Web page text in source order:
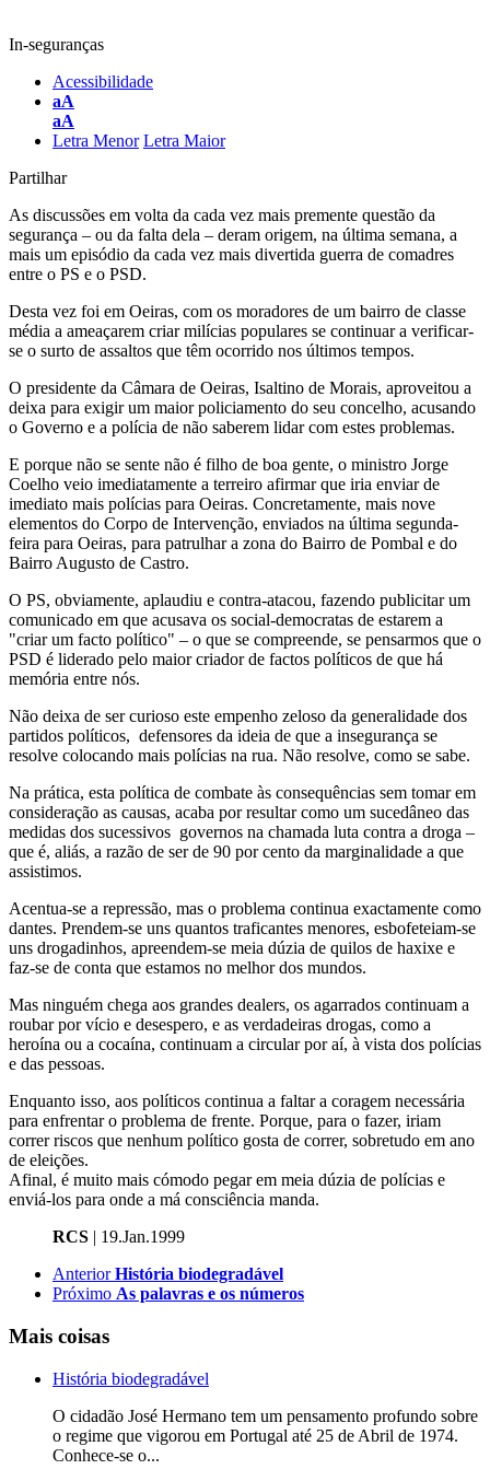
In-seguranças
Acessibilidade
aA
aA
Letra Menor Letra Maior
Partilhar
As discussões em volta da cada vez mais premente questão da
segurança – ou da falta dela – deram origem, na última semana, a
mais um episódio da cada vez mais divertida guerra de comadres
entre o PS e o PSD.
Desta vez foi em Oeiras, com os moradores de um bairro de classe
média a ameaçarem criar milícias populares se continuar a verificar-
se o surto de assaltos que têm ocorrido nos últimos tempos.
O presidente da Câmara de Oeiras, Isaltino de Morais, aproveitou a
deixa para exigir um maior policiamento do seu concelho, acusando
o Governo e a polícia de não saberem lidar com estes problemas.
E porque não se sente não é filho de boa gente, o ministro Jorge
Coelho veio imediatamente a terreiro afirmar que iria enviar de
imediato mais polícias para Oeiras. Concretamente, mais nove
elementos do Corpo de Intervenção, enviados na última segunda-
feira para Oeiras, para patrulhar a zona do Bairro de Pombal e do
Bairro Augusto de Castro.
O PS, obviamente, aplaudiu e contra-atacou, fazendo publicitar um
comunicado em que acusava os social-democratas de estarem a
"criar um facto político" – o que se compreende, se pensarmos que o
PSD é liderado pelo maior criador de factos políticos de que há
memória entre nós.
Não deixa de ser curioso este empenho zeloso da generalidade dos
partidos políticos, defensores da ideia de que a insegurança se
resolve colocando mais polícias na rua. Não resolve, como se sabe.
Na prática, esta política de combate às consequências sem tomar em
consideração as causas, acaba por resultar como um sucedâneo das
medidas dos sucessivos governos na chamada luta contra a droga –
que é, aliás, a razão de ser de 90 por cento da marginalidade a que
assistimos.
Acentua-se a repressão, mas o problema continua exactamente como
dantes. Prendem-se uns quantos traficantes menores, esbofeteiam-se
uns drogadinhos, apreendem-se meia dúzia de quilos de haxixe e
faz-se de conta que estamos no melhor dos mundos.
Mas ninguém chega aos grandes dealers, os agarrados continuam a
roubar por vício e desespero, e as verdadeiras drogas, como a
heroína ou a cocaína, continuam a circular por aí, à vista dos polícias
e das pessoas.
Enquanto isso, aos políticos continua a faltar a coragem necessária
para enfrentar o problema de frente. Porque, para o fazer, iriam
correr riscos que nenhum político gosta de correr, sobretudo em ano
de eleições.
Afinal, é muito mais cómodo pegar em meia dúzia de polícias e
enviá-los para onde a má consciência manda.
RCS | 19.Jan.1999
Anterior História biodegradável
Próximo As palavras e os números
Mais coisas
História biodegradável
O cidadão José Hermano tem um pensamento profundo sobre
o regime que vigorou em Portugal até 25 de Abril de 1974.
Conhece-se o...